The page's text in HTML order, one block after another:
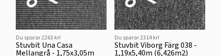
Du sparar 2263 kr!
Stuvbit Una Casa
Mellangrå - 1,75x3,05m
Du sparar 2314 kr!
Stuvbit Viborg Färg 038 -
1,19x5,40m (6,426m2)